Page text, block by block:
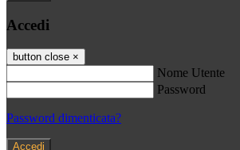
Accedi
button close ×
Nome Utente
Password
Password dimenticata?